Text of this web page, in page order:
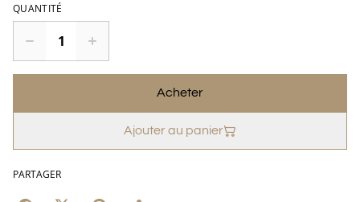
QUANTITÉ
Acheter
Ajouter au panier
PARTAGER